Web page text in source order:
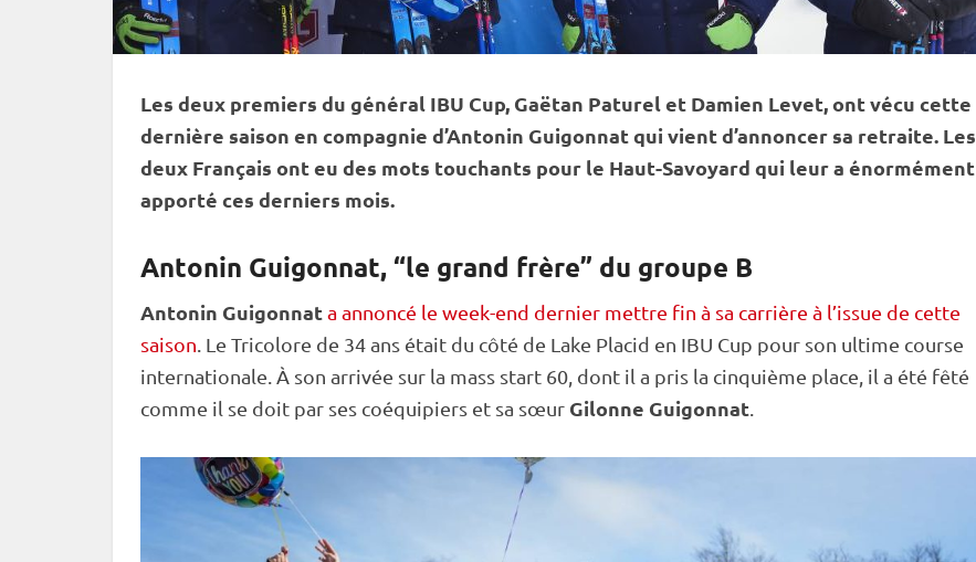
Les deux premiers du général IBU Cup, Gaëtan Paturel et Damien Levet, ont vécu cette
dernière saison en compagnie d’Antonin Guigonnat qui vient d’annoncer sa retraite. Les
deux Français ont eu des mots touchants pour le Haut-Savoyard qui leur a énormément
apporté ces derniers mois.
Antonin Guigonnat, “le grand frère” du groupe B
Antonin Guigonnata annoncé le week-end dernier mettre fin à sa carrière à l’issue de cette
saison . Le Tricolore de 34 ans était du côté de Lake Placid en IBU Cup pour son ultime course
internationale. À son arrivée sur la mass start 60, dont il a pris la cinquième place, il a été fêté
comme il se doit par ses coéquipiers et sa sœur Gilonne Guigonnat